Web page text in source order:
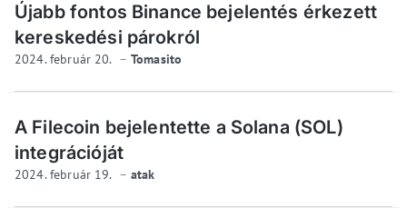
Újabb fontos Binance bejelentés érkezett
kereskedési párokról
2024. február 20. Tomasito
A Filecoin bejelentette a Solana (SOL)
integrációját
2024. február 19. atak